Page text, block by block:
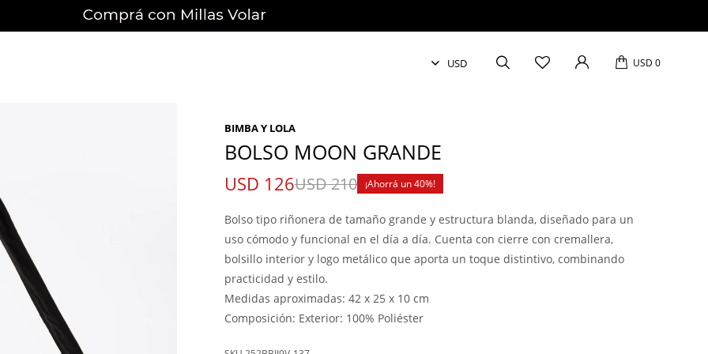
USD 0
BIMBA Y LOLA
BOLSO MOON GRANDE
USD 126USD210 40
Bolso tipo riñonera de tamaño grande y estructura blanda, diseñado para un
uso cómodo y funcional en el día a día. Cuenta con cierre con cremallera,
bolsillo interior y logo metálico que aporta un toque distintivo, combinando
practicidad y estilo.
Medidas aproximadas: 42 x 25 x 10 cm
Composición: Exterior: 100% Poliéster